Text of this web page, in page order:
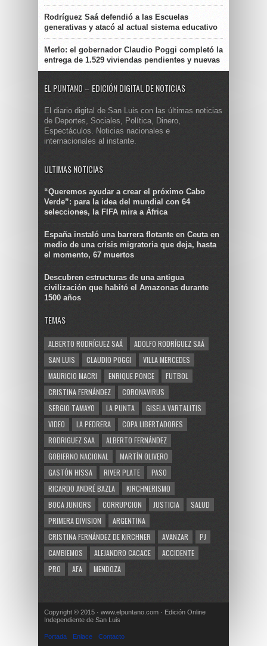
Rodríguez Saá defendió a las Escuelas
generativas y atacó al actual sistema educativo
Merlo: el gobernador Claudio Poggi completó la
entrega de 1.529 viviendas pendientes y nuevas
EL PUNTANO – EDICIÓN DIGITAL DE NOTICIAS
El diario digital de San Luis con las últimas noticias
de Deportes, Sociales, Política, Dinero,
Espectáculos. Noticias nacionales e
internacionales al instante.
ULTIMAS NOTICIAS
“Queremos ayudar a crear el próximo Cabo
Verde”: para la idea del mundial con 64
selecciones, la FIFA mira a África
España instaló una barrera flotante en Ceuta en
medio de una crisis migratoria que deja, hasta
el momento, 67 muertos
Descubren estructuras de una antigua
civilización que habitó el Amazonas durante
1500 años
TEMAS
ALBERTO RODRÍGUEZ SAÁ
ADOLFO RODRÍGUEZ SAÁ
SAN LUIS
CLAUDIO POGGI
VILLA MERCEDES
MAURICIO MACRI
ENRIQUE PONCE
FUTBOL
CRISTINA FERNÁNDEZ
CORONAVIRUS
SERGIO TAMAYO
LA PUNTA
GISELA VARTALITIS
VIDEO
LA PEDRERA
COPA LIBERTADORES
RODRIGUEZ SAA
ALBERTO FERNÁNDEZ
GOBIERNO NACIONAL
MARTÍN OLIVERO
GASTÓN HISSA
RIVER PLATE
PASO
RICARDO ANDRÉ BAZLA
KIRCHNERISMO
BOCA JUNIORS
CORRUPCION JUSTICIA
SALUD
PRIMERA DIVISION
ARGENTINA
CRISTINA FERNÁNDEZ DE KIRCHNER
AVANZAR
PJ
CAMBIEMOS
ALEJANDRO CACACE
ACCIDENTE
PRO
AFA MENDOZA
Copyright © 2015 · www.elpuntano.com · Edición Online
Independiente de San Luis
Portada Enlace Contacto